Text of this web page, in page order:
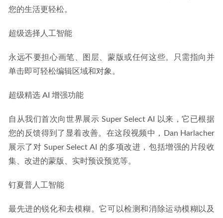
您的生活更轻松。
超级选择人工智能
永远不要担心画笔、图层、蒙版或任何这些。只需指向并
单击即可轻松编辑区域和对象。
超级精选 AI 增强功能
自从我们首次向世界展示 Super Select AI 以来，它已根据
您的反馈得到了显着改善。在这段视频中，Dan Harlacher
展示了对 Super Select AI 的多项改进，包括增强的片段收
集、改进的蒙版、实时预设预览等。
钉夏普人工智能
最先进的锐化和去模糊。它可以检测和消除运动模糊以及